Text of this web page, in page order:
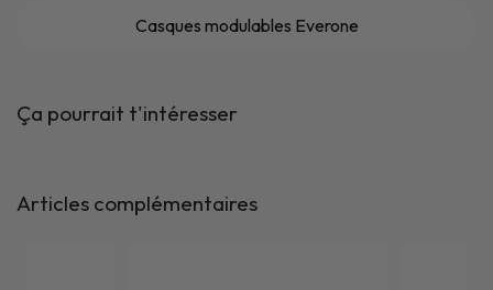
Casques modulables Everone
Ça pourrait t'intéresser
Articles complémentaires